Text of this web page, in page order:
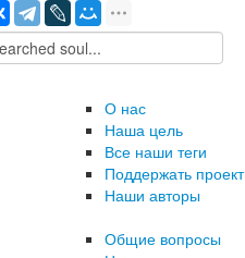
О нас
Наша цель
Все наши теги
Поддержать проект
Наши авторы
Общие вопросы